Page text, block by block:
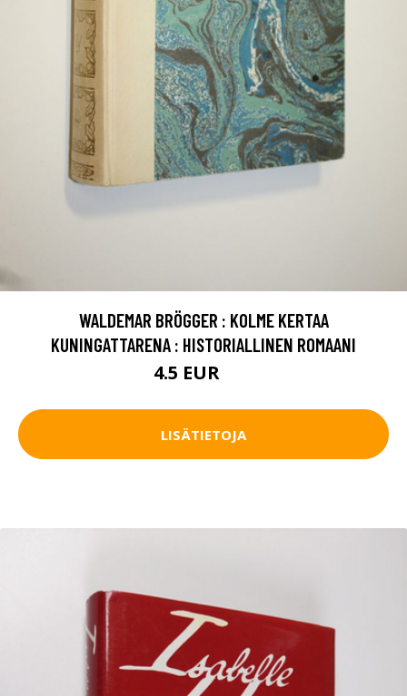
WALDEMAR BRÖGGER : KOLME KERTAA
KUNINGATTARENA : HISTORIALLINEN ROMAANI
4.5 EUR
LISÄTIETOJA